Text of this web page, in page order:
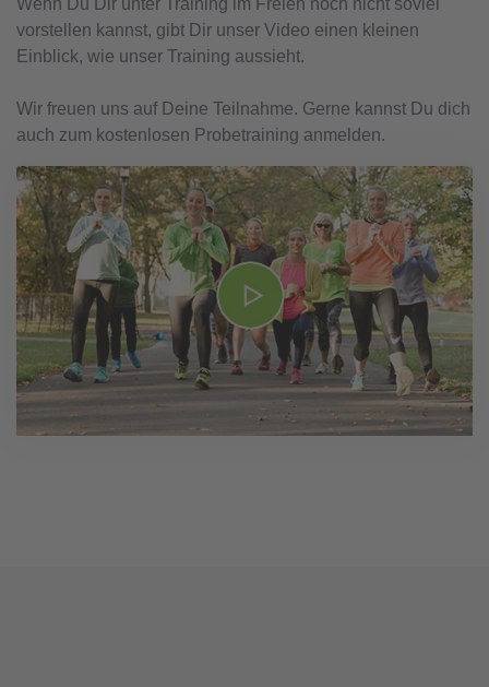
vorstellen kannst, gibt Dir unser Video einen kleinen
Einblick, wie unser Training aussieht.
Wir freuen uns auf Deine Teilnahme. Gerne kannst Du dich
auch zum kostenlosen Probetraining anmelden.